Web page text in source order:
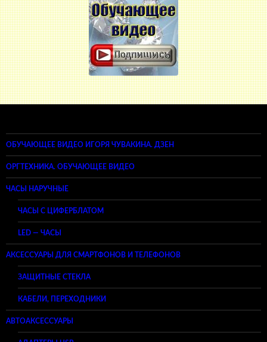
ОБУЧАЮЩЕЕ ВИДЕО ИГОРЯ ЧУВАКИНА. ДЗЕН
ОРГТЕХНИКА. ОБУЧАЮЩЕЕ ВИДЕО
ЧАСЫ НАРУЧНЫЕ
ЧАСЫ С ЦИФЕРБЛАТОМ
LED — ЧАСЫ
АКСЕССУАРЫ ДЛЯ СМАРТФОНОВ И ТЕЛЕФОНОВ
ЗАЩИТНЫЕ СТЕКЛА
КАБЕЛИ, ПЕРЕХОДНИКИ
АВТОАКСЕССУАРЫ